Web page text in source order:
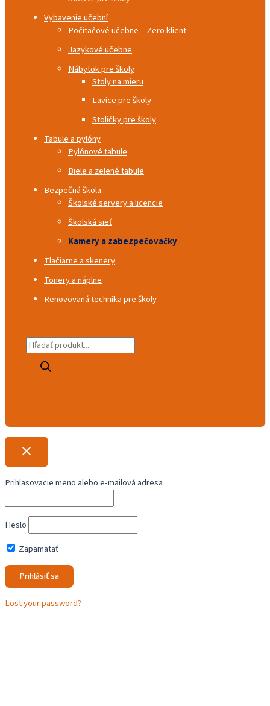
Vybavenie učební
Počítačové učebne – Zero klient
Jazykové učebne
Nábytok pre školy
Stoly na mieru
Lavice pre školy
Stoličky pre školy
Tabule a pylóny
Pylónové tabule
Biele a zelené tabule
Bezpečná škola
Školské servery a licencie
Školská sieť
Kamery a zabezpečovačky
Tlačiarne a skenery
Tonery a náplne
Renovovaná technika pre školy
P
t
s
s
a
c
h
Prihlasovacie meno alebo e-mailová adresa
Heslo
Zapamätať
Lost your password?